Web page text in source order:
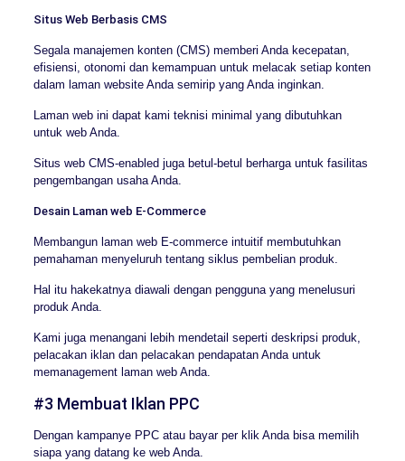
Situs Web Berbasis CMS
Segala manajemen konten (CMS) memberi Anda kecepatan,
efisiensi, otonomi dan kemampuan untuk melacak setiap konten
dalam laman website Anda semirip yang Anda inginkan.
Laman web ini dapat kami teknisi minimal yang dibutuhkan
untuk web Anda.
Situs web CMS-enabled juga betul-betul berharga untuk fasilitas
pengembangan usaha Anda.
Desain Laman web E-Commerce
Membangun laman web E-commerce intuitif membutuhkan
pemahaman menyeluruh tentang siklus pembelian produk.
Hal itu hakekatnya diawali dengan pengguna yang menelusuri
produk Anda.
Kami juga menangani lebih mendetail seperti deskripsi produk,
pelacakan iklan dan pelacakan pendapatan Anda untuk
memanagement laman web Anda.
#3 Membuat Iklan PPC
Dengan kampanye PPC atau bayar per klik Anda bisa memilih
siapa yang datang ke web Anda.